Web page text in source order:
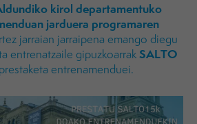
kirol departamentuko
jarduera programaren
jarraian jarraipena emango diegu
entrenatzaile gipuzkoarrakSALTO
entrenamenduei.